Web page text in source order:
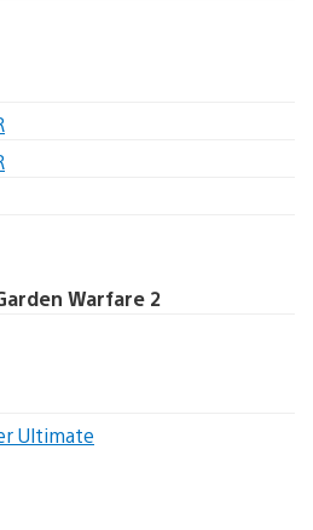
Warfare 2
Ultimate